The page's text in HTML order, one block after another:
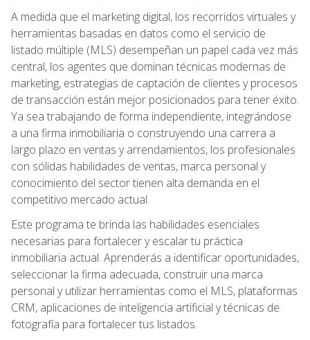
A medida que el marketing digital, los recorridos virtuales y
herramientas basadas en datos como el servicio de
listado múltiple (MLS) desempeñan un papel cada vez más
central, los agentes que dominan técnicas modernas de
marketing, estrategias de captación de clientes y procesos
de transacción están mejor posicionados para tener éxito.
Ya sea trabajando de forma independiente, integrándose
a una firma inmobiliaria o construyendo una carrera a
largo plazo en ventas y arrendamientos, los profesionales
con sólidas habilidades de ventas, marca personal y
conocimiento del sector tienen alta demanda en el
competitivo mercado actual.
Este programa te brinda las habilidades esenciales
necesarias para fortalecer y escalar tu práctica
inmobiliaria actual. Aprenderás a identificar oportunidades,
seleccionar la firma adecuada, construir una marca
personal y utilizar herramientas como el MLS, plataformas
CRM, aplicaciones de inteligencia artificial y técnicas de
fotografía para fortalecer tus listados.